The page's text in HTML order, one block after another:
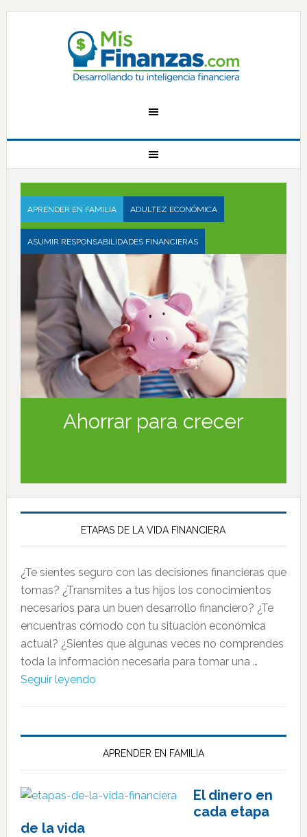
APRENDER EN FAMILIA ADULTEZ ECONÓMICA
ASUMIR RESPONSABILIDADES FINANCIERAS
Ahorrar para crecer
ETAPAS DE LA VIDA FINANCIERA
¿Te sientes seguro con las decisiones financieras que
tomas? ¿Transmites a tus hijos los conocimientos
necesarios para un buen desarrollo financiero? ¿Te
encuentras cómodo con tu situación económica
actual? ¿Sientes que algunas veces no comprendes
toda la información necesaria para tomar una …
Seguir leyendo
APRENDER EN FAMILIA
El dinero en
cada etapa
de la vida